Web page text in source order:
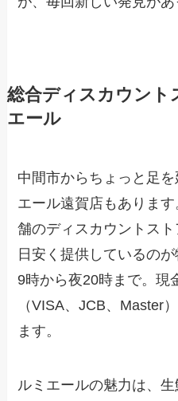
総合ディスカウント
エール
中間市からちょっと足
エール遠賀店もありま
舗のディスカウントス
日安く提供しているの
9時から夜20時まで。現
（VISA、JCB、Master
ます。
ルミエールの魅力は、